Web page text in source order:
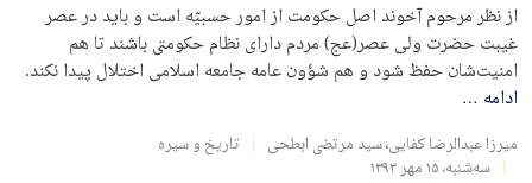
از نظر مرحوم آخوند اصل حکومت از امور حسبیّه است و باید در عصر
غیبت حضرت ولی عصر(عج) مردم دارای نظام حکومتی باشند تا هم
امنیت‌شان حفظ شود و هم شؤون عامه جامعه اسلامی اختلال پیدا نکند.
ادامه …
میرزا عبدالرضا کفایی،سید مرتضی ابطحی
تاریخ و سیره
سه‌شنبه، ۱۵ مهر ۱۳۹۳